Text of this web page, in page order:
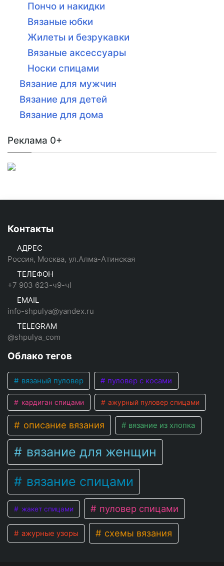
Пончо и накидки
Вязаные юбки
Жилеты и безрукавки
Вязаные аксессуары
Носки спицами
Вязание для мужчин
Вязание для детей
Вязание для дома
Реклама 0+
Контакты
АДРЕС
Россия, Москва, ул.Алма-Атинская
ТЕЛЕФОН
+7 903 623-ч9-чI
EMAIL
info-shpulya@yandex.ru
TELEGRAM
@shpulya_com
Облако тегов
вязаный пуловер пуловер с косами
кардиган спицами ажурный пуловер спицами
описание вязания вязание из хлопка
вязание для женщин
вязание спицами
жакет спицами пуловер спицами
ажурные узоры схемы вязания